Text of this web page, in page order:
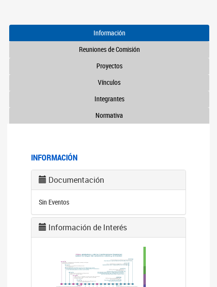
Información
Reuniones de Comisión
Proyectos
Vínculos
Integrantes
Normativa
INFORMACIÓN
Documentación
Sin Eventos
Información de Interés